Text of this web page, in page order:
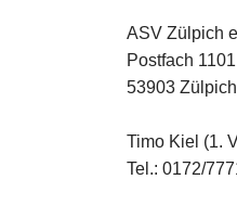
ASV Zülpich
Postfach 1101
53903 Zülpich
Timo Kiel (1.
Tel.: 0172/